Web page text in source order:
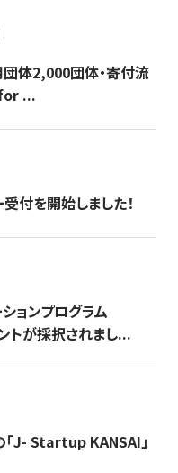
団体2,000団体・寄付流
for ...
付を開始しました！
ョンプログラム
トが採択されまし...
J- Startup KANSAI」